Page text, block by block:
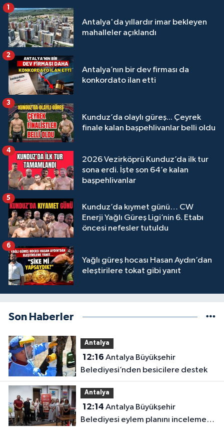
Antalya'da yıllardır imar bekleyen
mahalleler açıklandı
1
Antalya’nın bir dev firması da
konkordato ilan etti
2
Kunduz’da olaylı güreş... Çeyrek
finale kalan başpehlivanlar belli oldu
3
2026 Vezirköprü Kunduz’da ilk tur
sona erdi. İşte son 64’e kalan
başpehlivanlar
4
Kunduz’da kıymet günü… CW
Enerji Yağlı Güreş Ligi’nin 6. Etabı
öncesi nefesler tutuldu
5
Yağlı güreş hocası Hasan Aydın’dan
eleştirilere tokat gibi yanıt
6
Son Haberler
Antalya
12:16
Belediyesi’nden besicilere destek
Antalya
12:14
Belediyesi eylem planını inceleme